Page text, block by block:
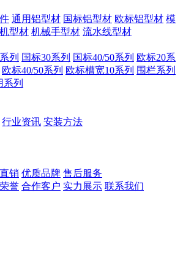
通用铝型材 国标铝型材 欧标铝型材 模
型材 机械手型材 流水线型材
列 国标30系列 国标40/50系列 欧标20系
欧标40/50系列 欧标槽宽10系列 围栏系列
系列
行业资讯 安装方法
销 优质品牌 售后服务
誉 合作客户 实力展示 联系我们